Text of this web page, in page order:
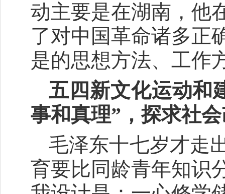
动主要是在湖南，他
了对中国革命诸多正
是的思想方法、工作
五四新文化运动和
事和真理”，探求社
毛泽东十七岁才走
育要比同龄青年知识